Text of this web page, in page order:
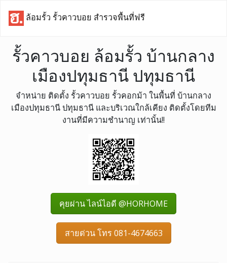
ล้อมรั้ว รั้วคาวบอย สำรวจพื้นที่ฟรี
รั้วคาวบอย ล้อมรั้ว บ้านกลาง
เมืองปทุมธานี ปทุมธานี
จำหน่าย ติดตั้ง รั้วคาวบอย รั้วคอกม้า ในพื้นที่ บ้านกลาง
เมืองปทุมธานี ปทุมธานี และบริเวณใกล้เคียง ติดตั้งโดยทีม
งานที่มีความชำนาญ เท่านั้น!!
คุยผ่าน ไลน์ไอดี @HORHOME
สายด่วน โทร 081-4674663